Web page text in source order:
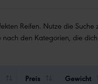
Reifen. Nutze die Suche
den Kategorien, die
Preis Gewicht